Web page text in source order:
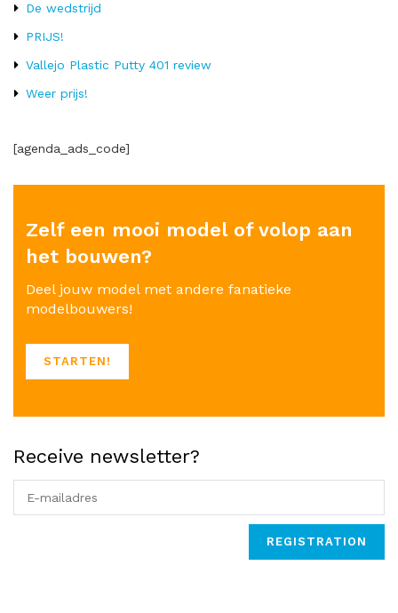
De wedstrijd
PRIJS!
Vallejo Plastic Putty 401 review
Weer prijs!
[agenda_ads_code]
Zelf een mooi model of volop aan
het bouwen?
Deel jouw model met andere fanatieke
modelbouwers!
STARTEN!
Receive newsletter?